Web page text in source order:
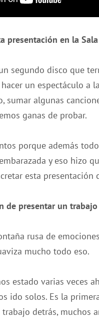
presentación en la
segundo disco que
un espectáculo a
sumar algunas
ganas de probar.
porque además
y eso hizo
esta presentación
de presentar un
rusa de
mucho todo eso.
estado varias veces
ido solos. Es la
detrás, muchos